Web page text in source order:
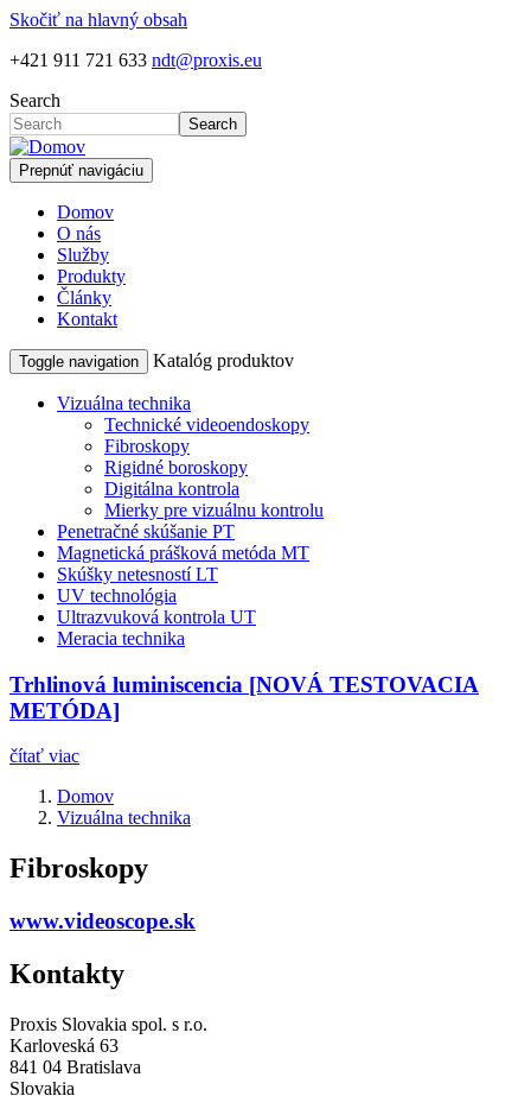
Skočiť na hlavný obsah
+421 911 721 633 ndt@proxis.eu
Search
Search
Prepnúť navigáciu
Domov
O nás
Služby
Produkty
Články
Kontakt
Toggle navigation Katalóg produktov
Vizuálna technika
Technické videoendoskopy
Fibroskopy
Rigidné boroskopy
Digitálna kontrola
Mierky pre vizuálnu kontrolu
Penetračné skúšanie PT
Magnetická prášková metóda MT
Skúšky netesností LT
UV technológia
Ultrazvuková kontrola UT
Meracia technika
Trhlinová luminiscencia [NOVÁ TESTOVACIA
METÓDA]
čítať viac
Domov
Vizuálna technika
Fibroskopy
www.videoscope.sk
Kontakty
Proxis Slovakia spol. s r.o.
Karloveská 63
841 04 Bratislava
Slovakia